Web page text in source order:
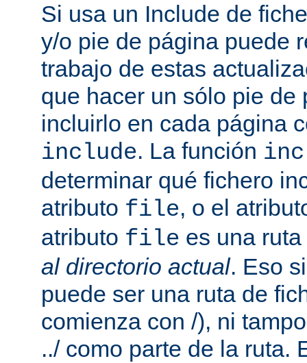
Si usa un Include de
y/o pie de página puede
trabajo de estas
que hacer un sólo pie de
incluirlo en cada página
include. La función
determinar qué fichero
atributo file, o el
atributo file es una
al directorio actual. Eso
puede ser una ruta de
comienza con /), ni
../ como parte de la ruta.